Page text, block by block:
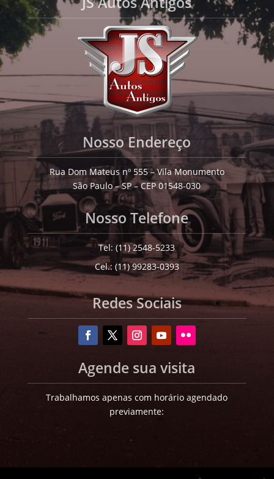
Nosso Endereço
Rua Dom Mateus nº 555 – Vila Monumento
São Paulo – SP – CEP 01548-030
Nosso Telefone
Tel: (11) 2548-5233
Cel.: (11) 99283-0393
Redes Sociais
Agende sua visita
Trabalhamos apenas com horário agendado
previamente: